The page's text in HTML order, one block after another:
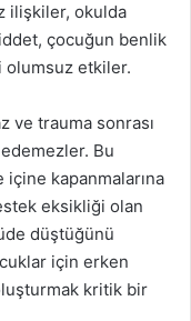
ilişkiler, okulda
çocuğun benlik
olumsuz etkiler.
ve trauma sonrası
Bu
içine kapanmalarına
eksikliği olan
düştüğünü
için erken
kritik bir